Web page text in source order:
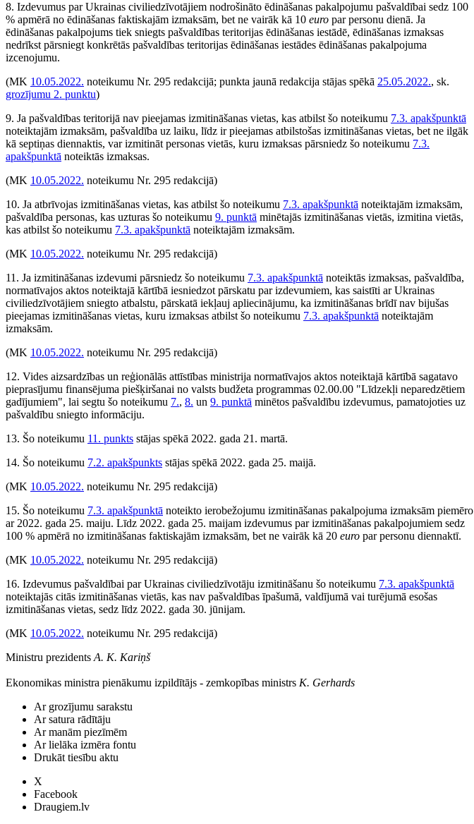
8. Izdevumus par Ukrainas civiliedzīvotājiem nodrošināto ēdināšanas pakalpojumu pašvaldībai sedz 100
% apmērā no ēdināšanas faktiskajām izmaksām, bet ne vairāk kā 10 euro par personu dienā. Ja
ēdināšanas pakalpojums tiek sniegts pašvaldības teritorijas ēdināšanas iestādē, ēdināšanas izmaksas
nedrīkst pārsniegt konkrētās pašvaldības teritorijas ēdināšanas iestādes ēdināšanas pakalpojuma
izcenojumu.
(MK 10.05.2022. noteikumu Nr. 295 redakcijā; punkta jaunā redakcija stājas spēkā 25.05.2022., sk.
grozījumu 2. punktu)
9. Ja pašvaldības teritorijā nav pieejamas izmitināšanas vietas, kas atbilst šo noteikumu 7.3. apakšpunktā
noteiktajām izmaksām, pašvaldība uz laiku, līdz ir pieejamas atbilstošas izmitināšanas vietas, bet ne ilgāk
kā septiņas diennaktis, var izmitināt personas vietās, kuru izmaksas pārsniedz šo noteikumu 7.3.
apakšpunktā noteiktās izmaksas.
(MK 10.05.2022. noteikumu Nr. 295 redakcijā)
10. Ja atbrīvojas izmitināšanas vietas, kas atbilst šo noteikumu 7.3. apakšpunktā noteiktajām izmaksām,
pašvaldība personas, kas uzturas šo noteikumu 9. punktā minētajās izmitināšanas vietās, izmitina vietās,
kas atbilst šo noteikumu 7.3. apakšpunktā noteiktajām izmaksām.
(MK 10.05.2022. noteikumu Nr. 295 redakcijā)
11. Ja izmitināšanas izdevumi pārsniedz šo noteikumu 7.3. apakšpunktā noteiktās izmaksas, pašvaldība,
normatīvajos aktos noteiktajā kārtībā iesniedzot pārskatu par izdevumiem, kas saistīti ar Ukrainas
civiliedzīvotājiem sniegto atbalstu, pārskatā iekļauj apliecinājumu, ka izmitināšanas brīdī nav bijušas
pieejamas izmitināšanas vietas, kuru izmaksas atbilst šo noteikumu 7.3. apakšpunktā noteiktajām
izmaksām.
(MK 10.05.2022. noteikumu Nr. 295 redakcijā)
12. Vides aizsardzības un reģionālās attīstības ministrija normatīvajos aktos noteiktajā kārtībā sagatavo
pieprasījumu finansējuma piešķiršanai no valsts budžeta programmas 02.00.00 "Līdzekļi neparedzētiem
gadījumiem", lai segtu šo noteikumu 7., 8. un 9. punktā minētos pašvaldību izdevumus, pamatojoties uz
pašvaldību sniegto informāciju.
13. Šo noteikumu 11. punkts stājas spēkā 2022. gada 21. martā.
14. Šo noteikumu 7.2. apakšpunkts stājas spēkā 2022. gada 25. maijā.
(MK 10.05.2022. noteikumu Nr. 295 redakcijā)
15. Šo noteikumu 7.3. apakšpunktā noteikto ierobežojumu izmitināšanas pakalpojuma izmaksām piemēro
ar 2022. gada 25. maiju. Līdz 2022. gada 25. maijam izdevumus par izmitināšanas pakalpojumiem sedz
100 % apmērā no izmitināšanas faktiskajām izmaksām, bet ne vairāk kā 20 euro par personu diennaktī.
(MK 10.05.2022. noteikumu Nr. 295 redakcijā)
16. Izdevumus pašvaldībai par Ukrainas civiliedzīvotāju izmitināšanu šo noteikumu 7.3. apakšpunktā
noteiktajās citās izmitināšanas vietās, kas nav pašvaldības īpašumā, valdījumā vai turējumā esošas
izmitināšanas vietas, sedz līdz 2022. gada 30. jūnijam.
(MK 10.05.2022. noteikumu Nr. 295 redakcijā)
Ministru prezidents A. K. Kariņš
Ekonomikas ministra pienākumu izpildītājs - zemkopības ministrs K. Gerhards
Ar grozījumu sarakstu
Ar satura rādītāju
Ar manām piezīmēm
Ar lielāka izmēra fontu
Drukāt tiesību aktu
X
Facebook
Draugiem.lv